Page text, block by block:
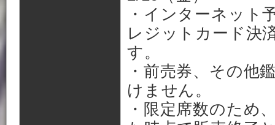
・インターネット
レジットカード決
す。
・前売券、その他
けません。
・限定席数のため